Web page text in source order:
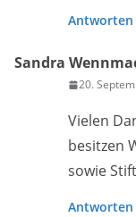
Antworten
Sandra
20.
Vielen
besitzen
sowie
Antworten